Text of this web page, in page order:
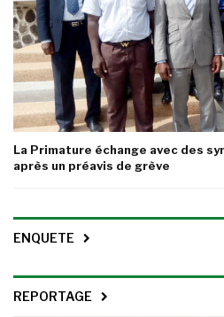
La Primature échange avec des
après un préavis de grève
ENQUETE
REPORTAGE